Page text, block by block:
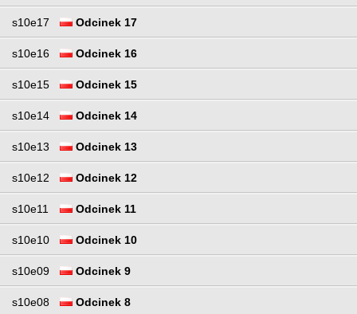
s10e17 Odcinek 17
s10e16 Odcinek 16
s10e15 Odcinek 15
s10e14 Odcinek 14
s10e13 Odcinek 13
s10e12 Odcinek 12
s10e11 Odcinek 11
s10e10 Odcinek 10
s10e09 Odcinek 9
s10e08 Odcinek 8